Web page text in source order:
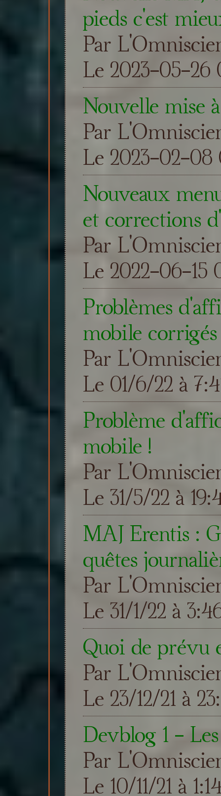
pieds c'est
Par
Le 2023-05-26
Nouvelle mise
Par
Le 2023-02-08
Nouveaux
et corrections
Par
Le 2022-06-15
Problèmes
mobile corrigés
Par
Le 01/6/22 à
Problème
mobile !
Par
Le 31/5/22 à
MAJ Erentis :
quêtes
Par
Le 31/1/22 à
Quoi de prévu
Par
Le 23/12/21 à
Devblog 1 -
Par
Le 10/11/21 à